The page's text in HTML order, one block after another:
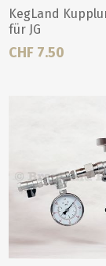
KegLand
für JG
CHF 7.50